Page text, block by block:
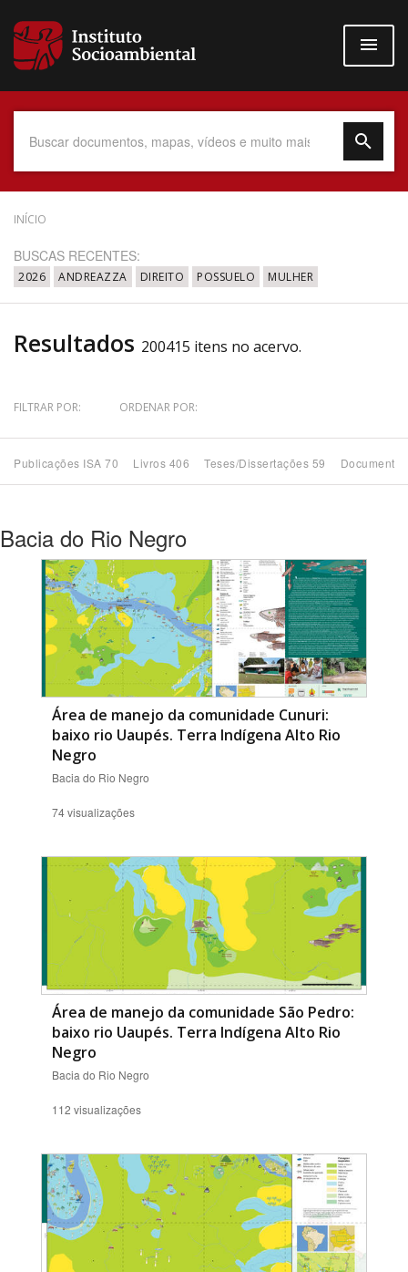
para
conteúdo
Data do Documento
Até
Povo Indígena
Subtema
Área de Levantamento
Área Protegida
BUSCAR
INÍCIO
BUSCAS RECENTES:
2026 ANDREAZZA DIREITO POSSUELO MULHER
Resultados 200415 itens no acervo.
FILTRAR POR: ORDENAR POR:
Publicações ISA 70 Livros 406 Teses/Dissertações 59
Bacia do Rio Negro
Área de manejo da comunidade Cunuri:
baixo rio Uaupés. Terra Indígena Alto Rio
Negro
Bacia do Rio Negro
74 visualizações
Área de manejo da comunidade São Pedro:
baixo rio Uaupés. Terra Indígena Alto Rio
Negro
Bacia do Rio Negro
112 visualizações